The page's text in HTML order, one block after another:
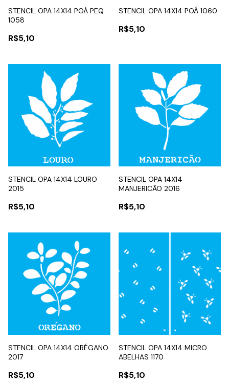
STENCIL OPA 14X14 POÁ PEQ
1058
R$5,10
STENCIL OPA 14X14 POÁ 1060
R$5,10
STENCIL OPA 14X14 LOURO
2015
R$5,10
STENCIL OPA 14X14
MANJERICÃO 2016
R$5,10
STENCIL OPA 14X14 ORÉGANO
2017
R$5,10
STENCIL OPA 14X14 MICRO
ABELHAS 1170
R$5,10